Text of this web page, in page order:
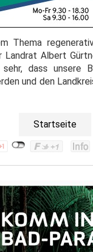
Thema
Albert
dass unsere
und den
Startseite